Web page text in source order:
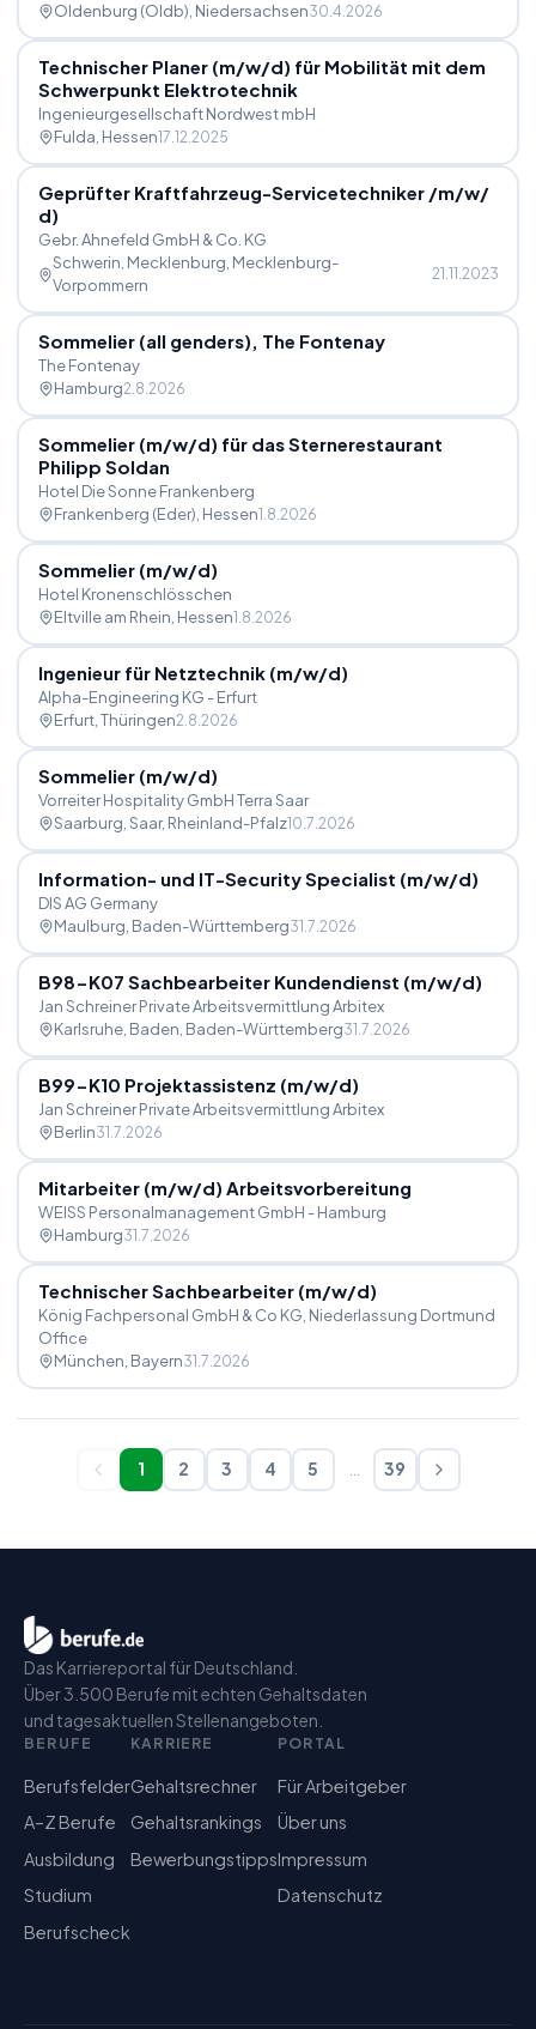
Oldenburg (Oldb) , Niedersachsen30.4.2026
Technischer Planer (m/w/d) für Mobilität mit dem
Schwerpunkt Elektrotechnik
Ingenieurgesellschaft Nordwest mbH
Fulda , Hessen17.12.2025
Geprüfter Kraftfahrzeug-Servicetechniker /m/w/
d)
Gebr. Ahnefeld GmbH & Co. KG
Schwerin, Mecklenburg , Mecklenburg-
Vorpommern
21.11.2023
Sommelier (all genders), The Fontenay
The Fontenay
Hamburg2.8.2026
Sommelier (m/w/d) für das Sternerestaurant
Philipp Soldan
Hotel Die Sonne Frankenberg
Frankenberg (Eder) , Hessen1.8.2026
Sommelier (m/w/d)
Hotel Kronenschlösschen
Eltville am Rhein , Hessen1.8.2026
Ingenieur für Netztechnik (m/w/d)
Alpha-Engineering KG - Erfurt
Erfurt, Thüringen2.8.2026
Sommelier (m/w/d)
Vorreiter Hospitality GmbH Terra Saar
Saarburg, Saar, Rheinland-Pfalz10.7.2026
Information- und IT-Security Specialist (m/w/d)
DIS AG Germany
Maulburg , Baden-Württemberg31.7.2026
B98-K07 Sachbearbeiter Kundendienst (m/w/d)
Jan Schreiner Private Arbeitsvermittlung Arbitex
Karlsruhe, Baden , Baden-Württemberg31.7.2026
B99-K10 Projektassistenz (m/w/d)
Jan Schreiner Private Arbeitsvermittlung Arbitex
Berlin31.7.2026
Mitarbeiter (m/w/d) Arbeitsvorbereitung
WEISS Personalmanagement GmbH - Hamburg
Hamburg31.7.2026
Technischer Sachbearbeiter (m/w/d)
König Fachpersonal GmbH & Co KG, Niederlassung Dortmund
Office
München , Bayern31.7.2026
1 2 3 4 5 39
Das Karriereportal für Deutschland.
Über 3.500 Berufe mit echten Gehaltsdaten
und tagesaktuellen Stellenangeboten.
BERUFE
Berufsfelder
A–Z Berufe
Ausbildung
Studium
Berufscheck
KARRIERE
Gehaltsrechner
Gehaltsrankings
Bewerbungstipps
PORTAL
Für Arbeitgeber
Über uns
Impressum
Datenschutz